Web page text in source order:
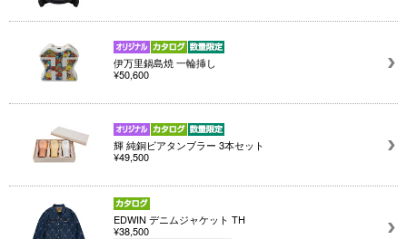
伊万里鍋島焼 一輪挿し
¥50,600
輝 純銅ビアタンブラー 3本セット
¥49,500
EDWIN デニムジャケット TH
¥38,500